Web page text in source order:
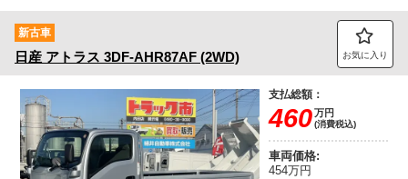
新古車
日産 アトラス 3DF-AHR87AF (2WD) お気に入り
支払総額：
460万円
(消費税込)
車両価格:
454万円